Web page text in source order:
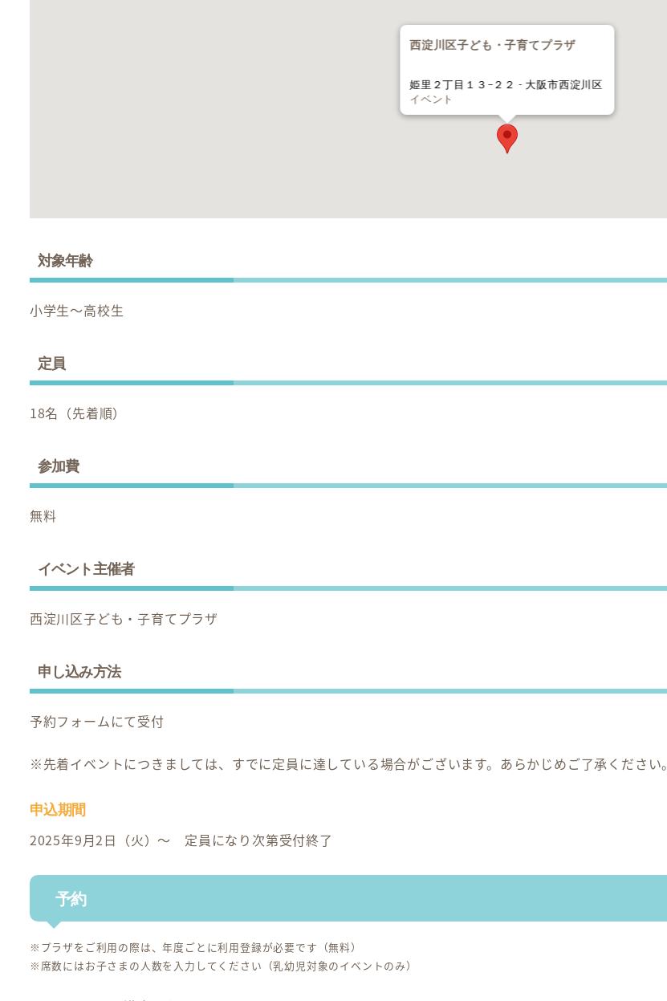
西淀川区子ども・子育てプラザ
姫里２丁目１３−２２ - 大阪市西淀川区
イベント
対象年齢
小学生～高校生
定員
18名（先着順）
参加費
無料
イベント主催者
西淀川区子ども・子育てプラザ
申し込み方法
予約フォームにて受付
※先着イベントにつきましては、すでに定員に達している場合がございます。あらかじめご了承ください。
申込期間
2025年9月2日（火）～ 定員になり次第受付終了
予約
※プラザをご利用の際は、年度ごとに利用登録が必要です（無料）
※席数にはお子さまの人数を入力してください（乳幼児対象のイベントのみ）